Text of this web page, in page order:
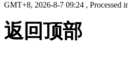
GMT+8, 2026-8-7 09:24 , Processed
返回顶部